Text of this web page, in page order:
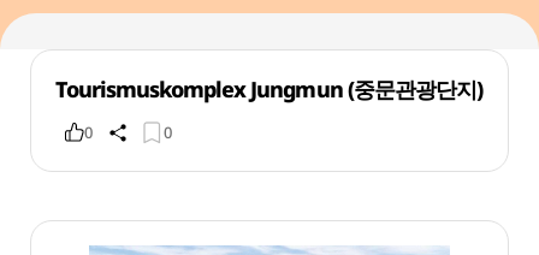
Tourismuskomplex Jungmun (중문관광단지)
0 0